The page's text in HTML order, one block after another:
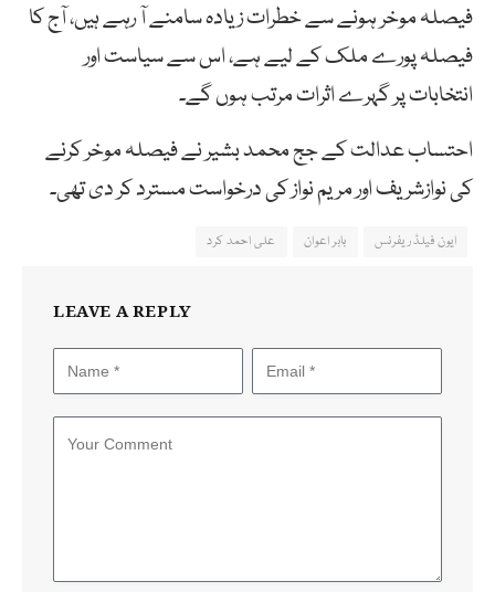
فیصلہ موخر ہونے سے خطرات زیادہ سامنے آ رہے ہیں، آج کا
فیصلہ پورے ملک کے لیے ہے، اس سے سیاست اور
انتخابات پر گہرے اثرات مرتب ہوں گے۔
احتساب عدالت کے جج محمد بشیر نے فیصلہ موخر کرنے
کی نوازشریف اور مریم نواز کی درخواست مسترد کر دی تھی۔
ایون فیلڈ ریفرنس بابر اعوان علی احمد کرد
LEAVE A REPLY